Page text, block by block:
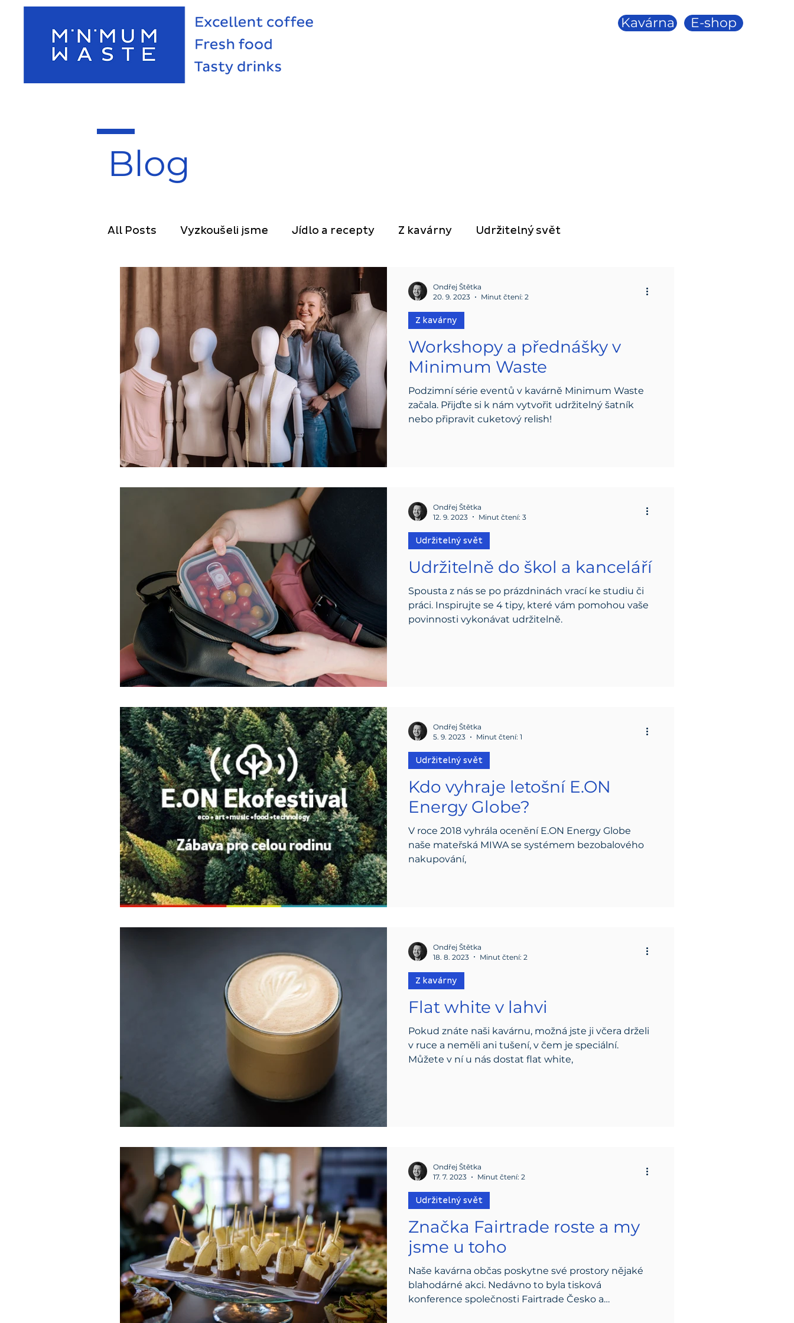
Kavárna E-shop
Blog
All Posts Vyzkoušeli jsme Jídlo a recepty Z kavárny Udržitelný svět
Workshopy a přednášky v
Minimum Waste
Podzimní série eventů v kavárně Minimum Waste
začala. Přijďte si k nám vytvořit udržitelný šatník
nebo připravit cuketový relish!
Z kavárny
Ondřej Štětka
20. 9. 2023
Minut čtení: 2
Udržitelně do škol a kanceláří
Spousta z nás se po prázdninách vrací ke studiu či
práci. Inspirujte se 4 tipy, které vám pomohou vaše
povinnosti vykonávat udržitelně.
Udržitelný svět
Ondřej Štětka
12. 9. 2023
Minut čtení: 3
Kdo vyhraje letošní E.ON
Energy Globe?
V roce 2018 vyhrála ocenění E.ON Energy Globe
naše mateřská MIWA se systémem bezobalového
nakupování,
Udržitelný svět
Ondřej Štětka
5. 9. 2023
Minut čtení: 1
Flat white v lahvi
Pokud znáte naši kavárnu, možná jste ji včera drželi
v ruce a neměli ani tušení, v čem je speciální.
Můžete v ní u nás dostat flat white,
Z kavárny
Ondřej Štětka
18. 8. 2023
Minut čtení: 2
Značka Fairtrade roste a my
jsme u toho
Naše kavárna občas poskytne své prostory nějaké
blahodárné akci. Nedávno to byla tisková
konference společnosti Fairtrade Česko a
Udržitelný svět
Ondřej Štětka
17. 7. 2023
Minut čtení: 2